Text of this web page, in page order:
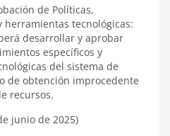
de Políticas,
herramientas tecnológicas:
desarrollar y aprobar
específicos y
del sistema de
de obtención improcedente
recursos.
junio de 2025)